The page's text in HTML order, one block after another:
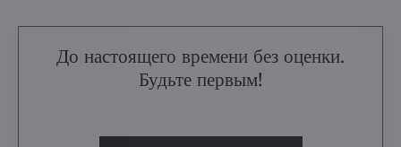
До настоящего времени без оценки.
Будьте первым!